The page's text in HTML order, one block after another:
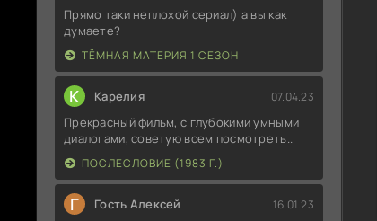
Прямо таки неплохой сериал) а вы как
думаете?
ТЁМНАЯ МАТЕРИЯ 1 СЕЗОН
К Карелия 07.04.23
Прекрасный фильм, с глубокими умными
диалогами, советую всем посмотреть..
ПОСЛЕСЛОВИЕ (1983 Г.)
Г Гость Алексей 16.01.23